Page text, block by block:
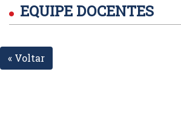
EQUIPE DOCENTES
« Voltar